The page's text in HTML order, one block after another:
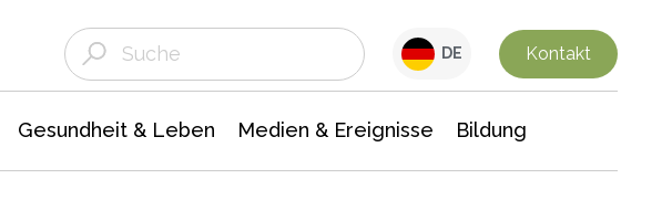
DE Kontakt
Gesundheit & Leben Medien & Ereignisse Bildung